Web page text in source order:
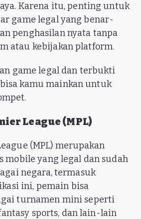
Karena itu, penting untuk
game legal yang benar-
penghasilan nyata tanpa
atau kebijakan platform.
game legal dan terbukti
kamu mainkan untuk
League (MPL)
(MPL) merupakan
mobile yang legal dan sudah
negara, termasuk
ini, pemain bisa
turnamen mini seperti
sports, dan lain-lain